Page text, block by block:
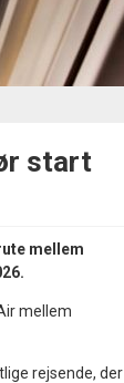
start
mellem
mellem
rejsende, der